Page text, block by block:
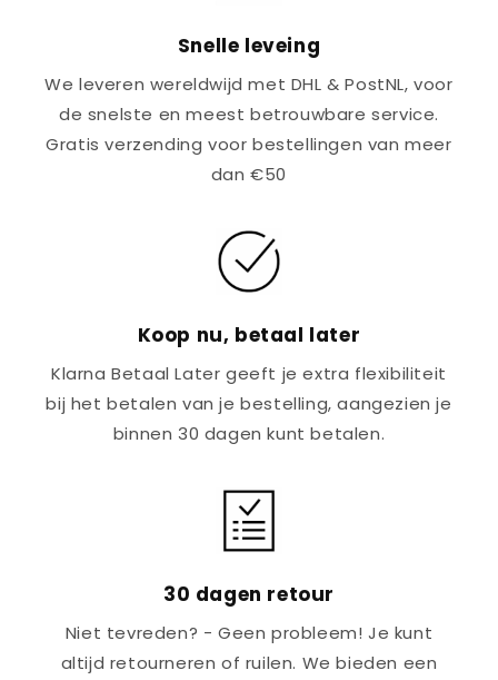
Snelle leveing
We leveren wereldwijd met DHL & PostNL, voor
de snelste en meest betrouwbare service.
Gratis verzending voor bestellingen van meer
dan €50
Koop nu, betaal later
Klarna Betaal Later geeft je extra flexibiliteit
bij het betalen van je bestelling, aangezien je
binnen 30 dagen kunt betalen.
30 dagen retour
Niet tevreden? - Geen probleem! Je kunt
altijd retourneren of ruilen. We bieden een